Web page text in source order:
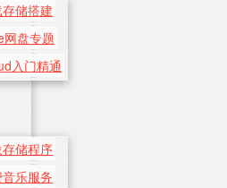
储搭建
盘专题
入门精通
储程序
乐服务